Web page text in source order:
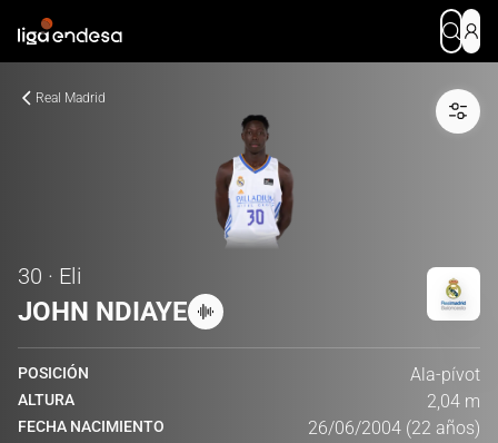
Real Madrid
30 · Eli
JOHN NDIAYE
POSICIÓN Ala-pívot
ALTURA 2,04 m
FECHA NACIMIENTO 26/06/2004 (22 años)